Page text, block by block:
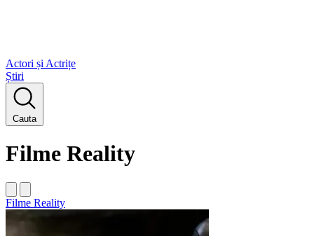
Actori și Actrițe
Știri
Cauta
Filme Reality
Filme Reality